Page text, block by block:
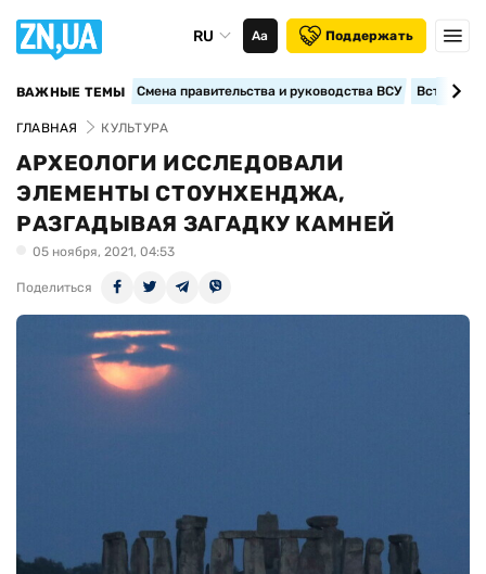
RU Аа Поддержать
ВАЖНЫЕ ТЕМЫ Смена правительства и руководства ВСУ
ГЛАВНАЯ КУЛЬТУРА
АРХЕОЛОГИ ИССЛЕДОВАЛИ
ЭЛЕМЕНТЫ СТОУНХЕНДЖА,
РАЗГАДЫВАЯ ЗАГАДКУ КАМНЕЙ
05 ноября, 2021, 04:53
Поделиться